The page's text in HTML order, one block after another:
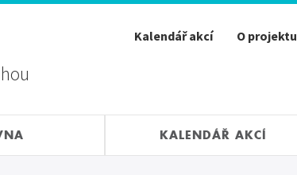
Kalendář akcí O projektu
KALENDÁŘ AKCÍ